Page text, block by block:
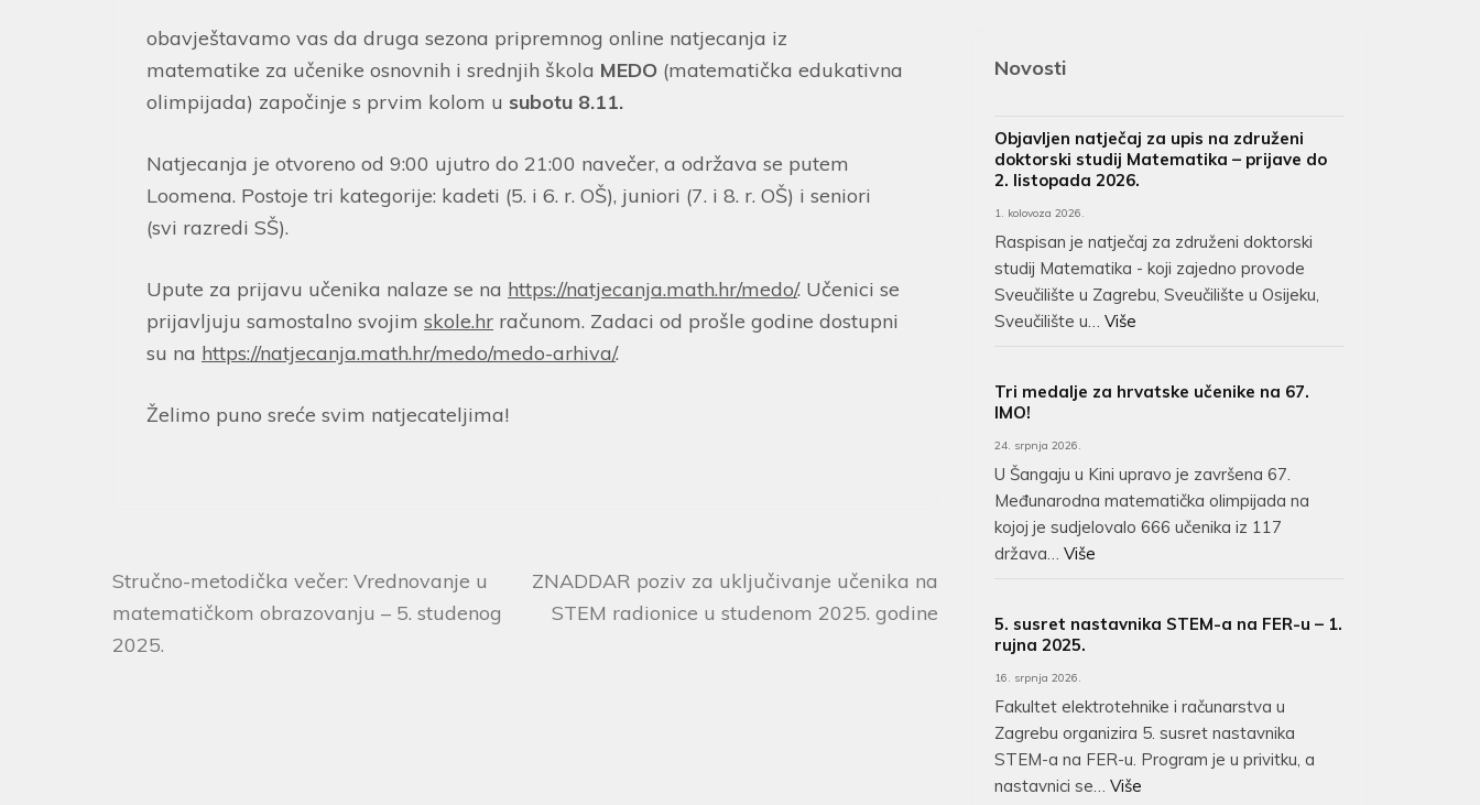
obavještavamo vas da druga sezona pripremnog online natjecanja iz
matematike za učenike osnovnih i srednjih škola MEDO (matematička edukativna
olimpijada) započinje s prvim kolom u subotu 8.11.
Natjecanja je otvoreno od 9:00 ujutro do 21:00 navečer, a održava se putem
Loomena. Postoje tri kategorije: kadeti (5. i 6. r. OŠ), juniori (7. i 8. r. OŠ) i seniori
(svi razredi SŠ).
Upute za prijavu učenika nalaze se na https://natjecanja.math.hr/medo/. Učenici se
prijavljuju samostalno svojim skole.hr računom. Zadaci od prošle godine dostupni
su na https://natjecanja.math.hr/medo/medo-arhiva/.
Želimo puno sreće svim natjecateljima!
Stručno-metodička večer: Vrednovanje u
matematičkom obrazovanju – 5. studenog
2025.
ZNADDAR poziv za uključivanje učenika na
STEM radionice u studenom 2025. godine
Novosti
Objavljen natječaj za upis na združeni
doktorski studij Matematika – prijave do
2. listopada 2026.
1. kolovoza 2026.
Raspisan je natječaj za združeni doktorski
studij Matematika - koji zajedno provode
Sveučilište u Zagrebu, Sveučilište u Osijeku,
Sveučilište u…Više
Tri medalje za hrvatske učenike na 67.
IMO!
24. srpnja 2026.
U Šangaju u Kini upravo je završena 67.
Međunarodna matematička olimpijada na
kojoj je sudjelovalo 666 učenika iz 117
država…Više
5. susret nastavnika STEM-a na FER-u – 1.
rujna 2025.
16. srpnja 2026.
Fakultet elektrotehnike i računarstva u
Zagrebu organizira 5. susret nastavnika
STEM-a na FER-u. Program je u privitku, a
nastavnici se…Više